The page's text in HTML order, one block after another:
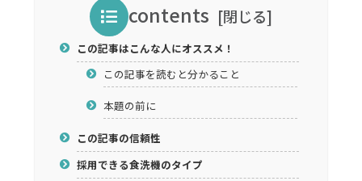
contents
この記事はこんな人にオススメ！
この記事を読むと分かること
本題の前に
この記事の信頼性
採用できる食洗機のタイプ